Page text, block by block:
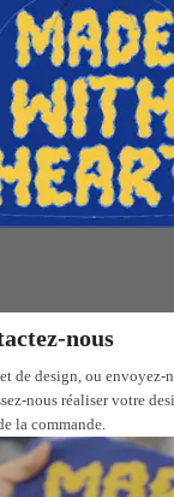
nous
de design, ou envoyez-
nous réaliser votre
la commande.